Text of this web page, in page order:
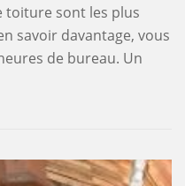
toiture sont les plus
savoir davantage, vous
de bureau. Un